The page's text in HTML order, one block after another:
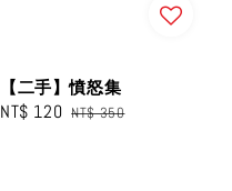
【二手】憤怒集
Sale
NT$ 120 Regular
NT$ 350